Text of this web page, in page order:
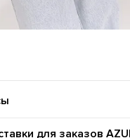
для заказов